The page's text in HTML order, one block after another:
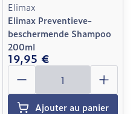
Elimax
Elimax Preventieve-
beschermende Shampoo
200ml
19,95 €
Quantité
Ajouter au panier